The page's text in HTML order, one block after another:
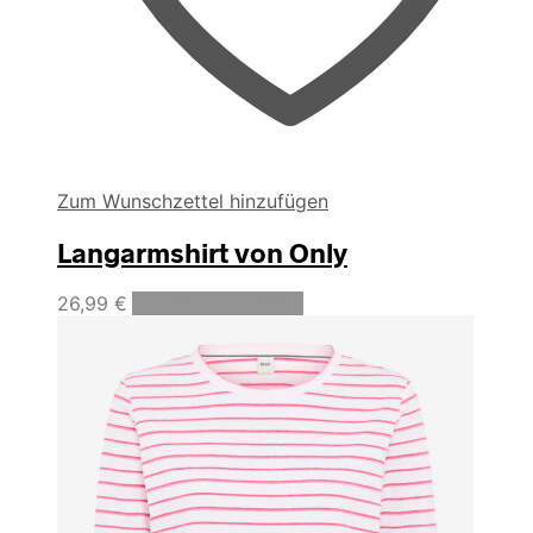
Zum Wunschzettel hinzufügen
Langarmshirt von Only
26,99 €
weist
mehrere
Varianten
auf.
Die
Optionen
können
auf
der